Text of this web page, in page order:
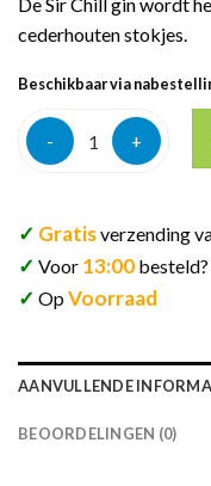
De Sir Chill gin wordt
cederhouten stokjes.
Beschikbaar via
Sir chill gin 50cl aantal
✓ Gratisverzending
✓ Voor 13:00
✓ OpVoorraad
AANVULLENDE
BEOORDELINGEN (0)